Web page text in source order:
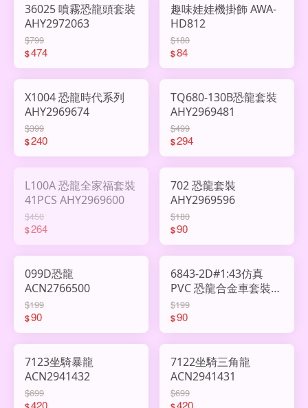
36025 噴霧恐龍頭套裝
AHY2972063
$799
$474
趣味娃娃機掛飾 AWA-
HD812
$180
$84
X1004 恐龍時代系列
AHY2969674
$399
$240
TQ680-130B恐龍套裝
AHY2969481
$499
$294
L100A 恐龍全家福套裝
41PCS AHY2969600
$450
$264
702 恐龍套裝
AHY2969596
$180
$90
099D恐龍
ACN2766500
$199
$90
6843-2D#1:43仿真
PVC 恐龍合金車套裝
ACN2939367
$199
$90
7123坐騎暴龍
ACN2941432
$699
420
7122坐騎三角龍
ACN2941431
$699
420